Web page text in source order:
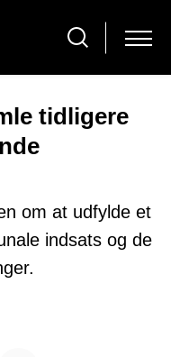
tidligere
om at udfylde et
indsats og de